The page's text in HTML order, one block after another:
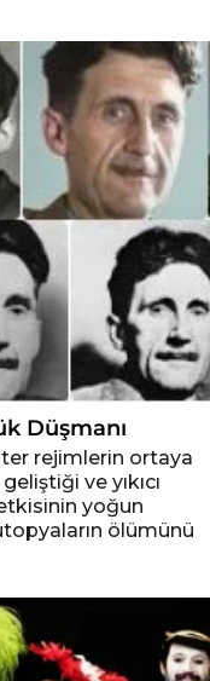
Düşmanı
rejimlerin ortaya
ve yıkıcı
yoğun
ölümünü